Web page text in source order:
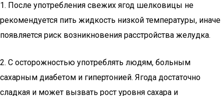
1. После употребления свежих ягод шелковицы не
рекомендуется пить жидкость низкой температуры, иначе
появляется риск возникновения расстройства желудка.
2. С осторожностью употреблять людям, больным
сахарным диабетом и гипертонией. Ягода достаточно
сладкая и может вызвать рост уровня сахара и